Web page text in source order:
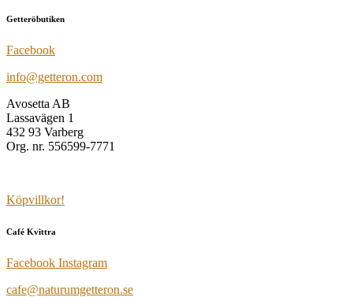
Getteröbutiken
Facebook
info@getteron.com
Avosetta AB
Lassavägen 1
432 93 Varberg
Org. nr. 556599-7771
Köpvillkor!
Café Kvittra
Facebook Instagram
cafe@naturumgetteron.se